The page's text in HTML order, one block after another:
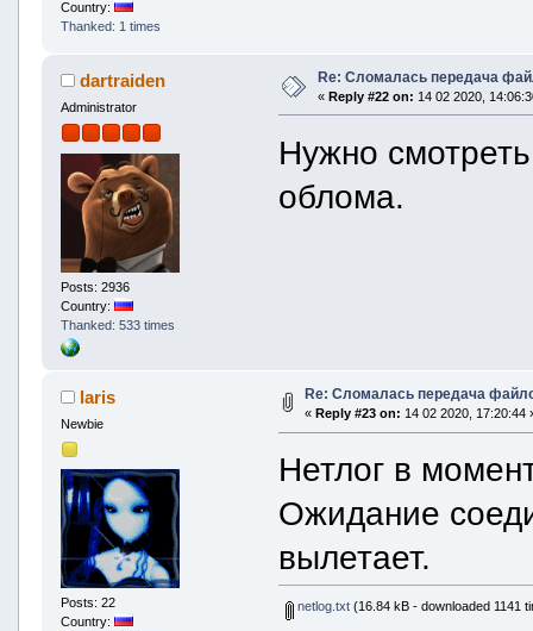
Country:
Thanked: 1 times
dartraiden
Administrator
Posts: 2936
Country:
Thanked: 533 times
Re: Сломалась передача
« Reply #22 on: 14 02 2020,
Нужно
облома.
laris
Newbie
Posts: 22
Country:
Re: Сломалась передача
« Reply #23 on: 14 02 2020, 17:20:44
Нетлог в
Ожидание
вылетает.
netlog.txt(16.84 kB - downloaded 1141